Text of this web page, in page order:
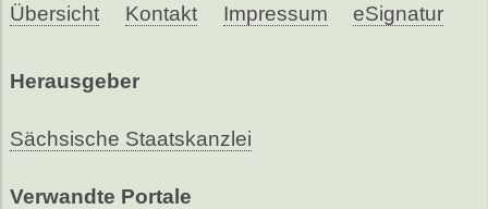
Übersicht Kontakt Impressum eSignatur
Herausgeber
Sächsische Staatskanzlei
Verwandte Portale